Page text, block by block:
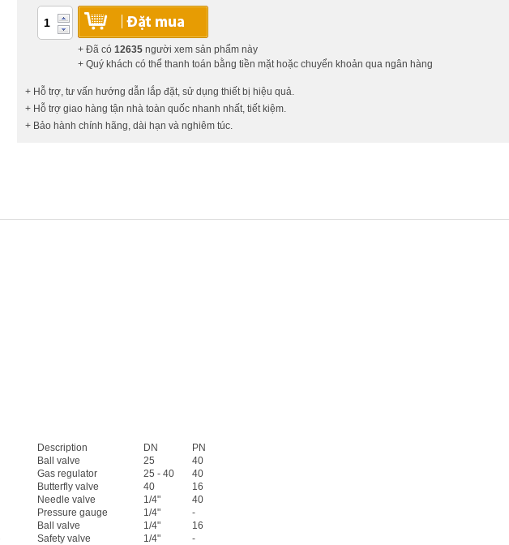
+ Đã có 12635 người xem sản phẩm này
+ Quý khách có thể thanh toán bằng tiền mặt hoặc chuyển khoản qua ngân hàng
+ Hỗ trợ, tư vấn hướng dẫn lắp đặt, sử dụng thiết bị hiệu quả.
+ Hỗ trợ giao hàng tận nhà toàn quốc nhanh nhất, tiết kiệm.
+ Bảo hành chính hãng, dài hạn và nghiêm túc.
Description DN
PN
Ball valve 25
40
Gas regulator 25 - 40
40
Butterfly valve 40
16
Needle valve 1/4"
40
Pressure gauge 1/4"
-
Ball valve 1/4"
16
Safety valve 1/4"
-